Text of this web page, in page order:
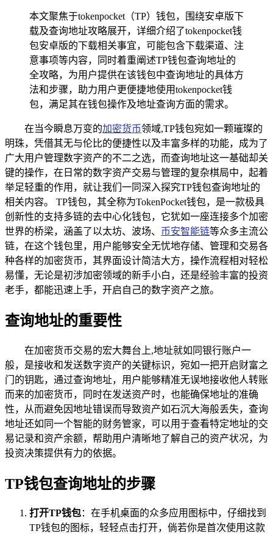
本文聚焦于tokenpocket（TP）钱包，围绕安卓版下
载及查询地址攻略展开，详细介绍了tokenpocket钱
包安卓版的下载相关事宜，可能包含下载渠道、注
意事项等内容，同时着重阐述TP钱包查询地址的
全攻略，为用户提供在该钱包中查询地址的具体方
法和步骤，助力用户更便捷地使用tokenpocket钱
包，满足其在钱包操作及地址查询方面的需求。
在当今瞬息万变的加密货币领域,TP钱包宛如一颗璀璨的
明珠，凭借其无与伦比的便捷性以及丰富多样的功能，成为了
广大用户管理数字资产的不二之选，而查询地址这一基础却关
键的操作，在日常的数字资产交易与管理的复杂棋局中，起着
举足轻重的作用，就让我们一同深入探究TP钱包查询地址的
相关内容。 TP钱包，其全称为TokenPocket钱包，是一款极具
创新性的支持多链的去中心化钱包，它犹如一座连接多个加密
世界的桥梁，涵盖了以太坊、波场、 币安智能链等众多主流公
链，在这个钱包里，用户能够安全无忧地存储、管理和交易各
种各样的加密货币，其界面设计简洁大方，操作流程相对轻松
易懂，无论是初涉加密领域的新手小白，还是经验丰富的投资
老手，都能迅速上手，开启自己的数字资产之旅。
查询地址的重要性
在加密货币交易的宏大舞台上,地址就如同银行账户一
般，是接收和发送数字资产的关键标识，宛如一把开启财富之
门的钥匙，通过查询地址，用户能够精准无误地接收他人转账
而来的加密货币，同时在发送资产时，也能确保地址的准确
性，从而避免因地址错误而导致资产如石沉大海般丢失，查询
地址还如同一个智能的财务管家，可以用于查看特定地址的交
易记录和资产余额，帮助用户清晰地了解自己的资产状况，为
投资决策提供有力的依据。
TP钱包查询地址的步骤
打开TP钱包：在手机桌面的众多应用图标中，仔细找到
TP钱包的图标，轻轻点击打开，倘若你是首次使用这款